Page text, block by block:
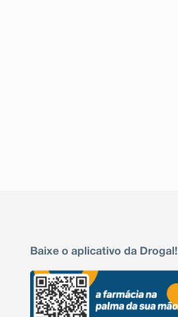
Baixe o aplicativo da Drogal!